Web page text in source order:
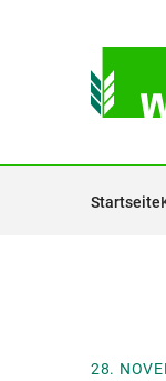
Startseite
28.